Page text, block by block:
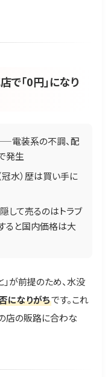
「0円」になり
電装系の不調、配
発生
水）歴は買い手に
て売るのはトラブ
ると国内価格は大
が前提のため、水没
になりがちです。これ
店の販路に合わな